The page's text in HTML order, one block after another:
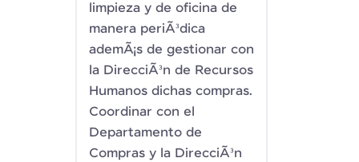
limpieza y de oficina de
manera periÃ³dica
ademÃ¡s de gestionar con
la DirecciÃ³n de Recursos
Humanos dichas compras.
Coordinar con el
Departamento de
Compras y la DirecciÃ³n